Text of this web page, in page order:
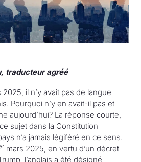
traducteur agréé
2025, il n’y avait pas de langue
Pourquoi n’y en avait-il pas et
aujourd’hui? La réponse courte,
ce sujet dans la Constitution
n’a jamais légiféré en ce sens.
mars 2025, en vertu d’un décret
l’anglais a été désigné